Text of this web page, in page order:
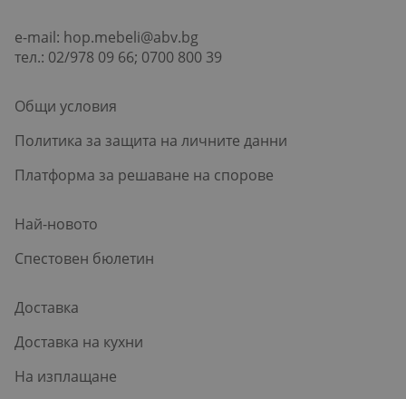
e-mail: hop.mebeli@abv.bg
тел.: 02/978 09 66; 0700 800 39
Общи условия
Политика за защита на личните данни
Платформа за решаване на спорове
Най-новото
Спестовен бюлетин
Доставка
Доставка на кухни
На изплащане